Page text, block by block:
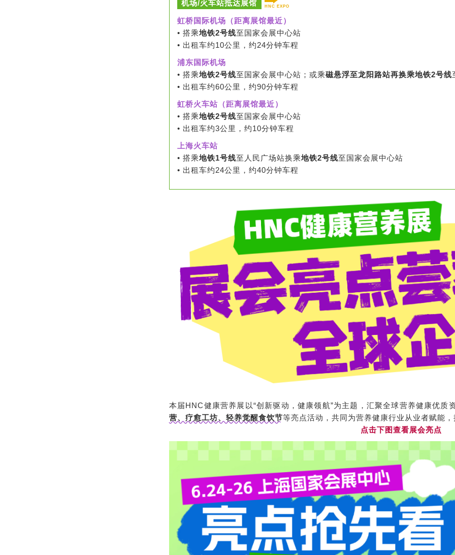
机场/火车站抵达展馆 HNC EXPO
虹桥国际机场（距离展馆最近）
• 搭乘地铁2号线至国家会展中心站
• 出租车约10公里，约24分钟车程
浦东国际机场
• 搭乘地铁2号线至国家会展中心站；或乘磁悬浮至龙阳路站再换乘地铁2号线
• 出租车约60公里，约90分钟车程
虹桥火车站（距离展馆最近）
• 搭乘地铁2号线至国家会展中心站
• 出租车约3公里，约10分钟车程
上海火车站
• 搭乘地铁1号线至人民广场站换乘地铁2号线至国家会展中心站
• 出租车约24公里，约40分钟车程
本届HNC健康营养展以“创新驱动，健康领航”为主题，汇聚全球营养健康优质
营、疗愈工坊、轻养觉醒食饮节等亮点活动，共同为营养健康行业从业者赋能
点击下图查看展会亮点